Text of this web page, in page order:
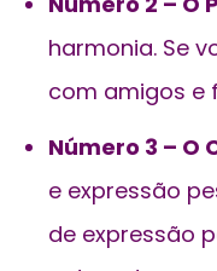
harmonia. Se
com amigos e
Número 3 – O
e expressão
de expressão